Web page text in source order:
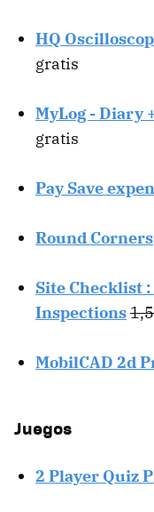
HQ
gratis
MyLog - Diary
gratis
Pay Save
Round Corners
Site Checklist
Inspections
MobilCAD 2d
Juegos
2 Player Quiz